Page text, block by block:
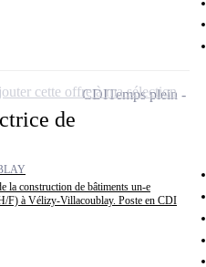
de
la construction de bâtiments un-e
F) à Vélizy-Villacoublay. Poste en CDI
CDITemps plein
cette offre à ma sélection